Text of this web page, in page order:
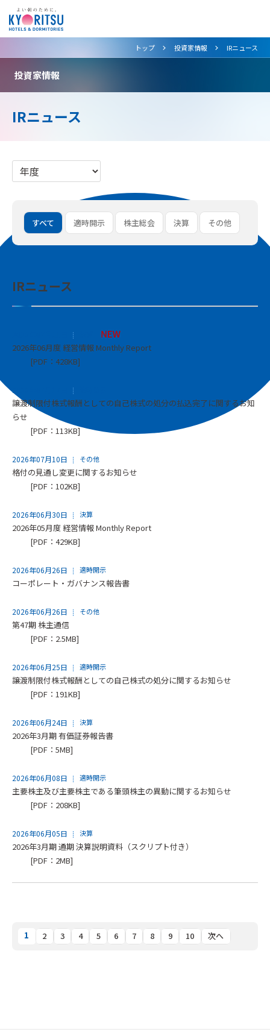
トップ >
投資家情報 >
IRニュース
投資家情報
IRニュース
すべて 適時開示 株主総会 決算 その他
IRニュース
2026年06月度 経営情報 Monthly Report
[PDF：428KB]
2026年07月17日
譲渡制限付株式報酬としての自己株式の処分の払込完了に関するお知
らせ
[PDF：113KB]
2026年07月10日 その他
格付の見通し変更に関するお知らせ
[PDF：102KB]
2026年06月30日 決算
2026年05月度 経営情報 Monthly Report
[PDF：429KB]
2026年06月26日 適時開示
コーポレート・ガバナンス報告書
2026年06月26日 その他
第47期 株主通信
[PDF：2.5MB]
2026年06月25日 適時開示
譲渡制限付株式報酬としての自己株式の処分に関するお知らせ
[PDF：191KB]
2026年06月24日 決算
2026年3月期 有価証券報告書
[PDF：5MB]
2026年06月08日 適時開示
主要株主及び主要株主である筆頭株主の異動に関するお知らせ
[PDF：208KB]
2026年06月05日 決算
2026年3月期 通期 決算説明資料（スクリプト付き）
[PDF：2MB]
1 2 3 4 5 6 7 8 9 10 次へ